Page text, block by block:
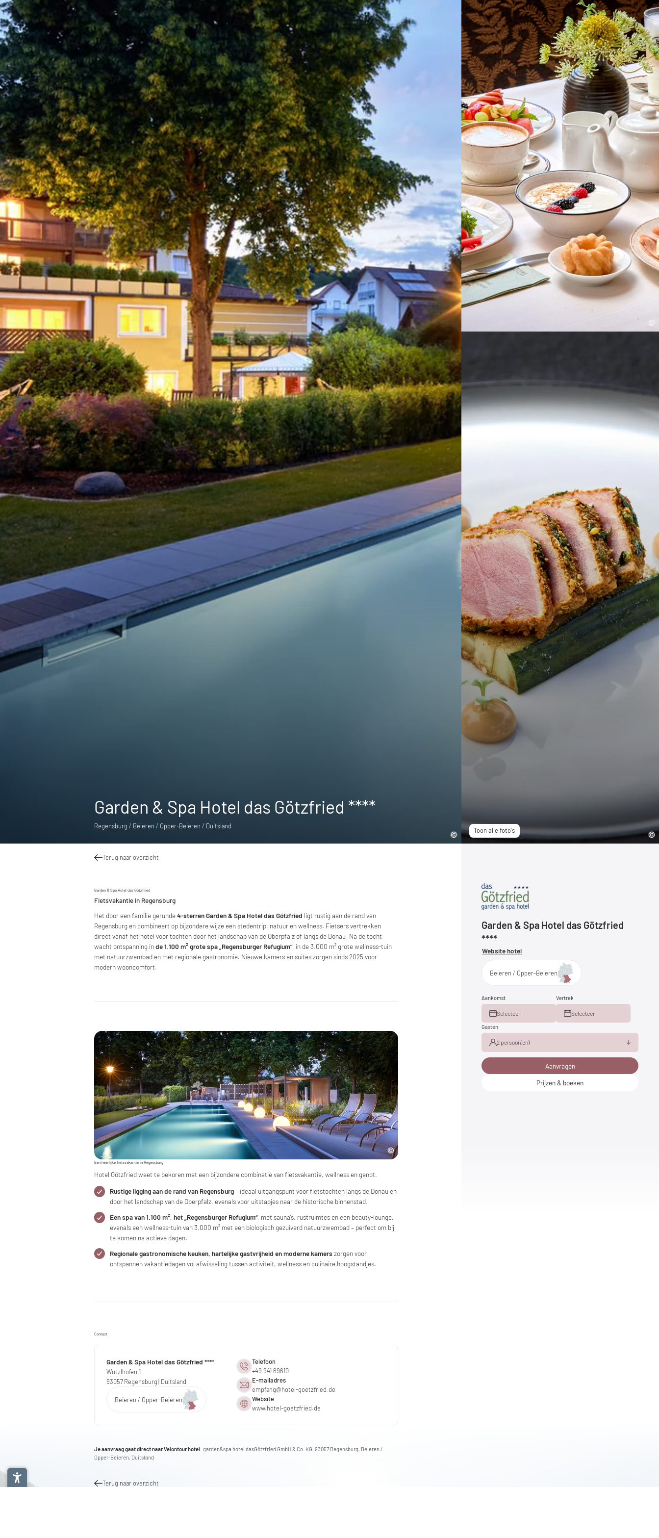
Toon alle foto's
Garden & Spa Hotel das Götzfried ****
Regensburg / Beieren / Opper-Beieren / Duitsland
Terug naar overzicht
Garden & Spa Hotel das Götzfried
Fietsvakantie in Regensburg
Het door een familie gerunde4-sterren Garden & Spa Hotel das Götzfried ligt rustig aan de rand van
Regensburg en combineert op bijzondere wijze een stedentrip, natuur en wellness. Fietsers vertrekken
direct vanaf het hotel voor tochten door het landschap van de Oberpfalz of langs de Donau. Na de tocht
wacht ontspanning inde 1.100 m² grote spa „Regensburger Refugium“, in de 3.000 m² grote wellness-tuin
met natuurzwembad en met regionale gastronomie. Nieuwe kamers en suites zorgen sinds 2025 voor
modern wooncomfort.
Een heerlijke fietsvakantie in Regensburg
Hotel Götzfried weet te bekoren met een bijzondere combinatie van fietsvakantie, wellness en genot.
Rustige ligging aan de rand van Regensburg– ideaal uitgangspunt voor fietstochten langs de Donau en
door het landschap van de Oberpfalz, evenals voor uitstapjes naar de historische binnenstad.
Een spa van 1.100 m², het „Regensburger Refugium“, met sauna’s, rustruimtes en een beauty-lounge,
evenals een wellness-tuin van 3.000 m² met een biologisch gezuiverd natuurzwembad – perfect om bij
te komen na actieve dagen.
Regionale gastronomische keuken, hartelijke gastvrijheid en moderne kamers zorgen voor
ontspannen vakantiedagen vol afwisseling tussen activiteit, wellness en culinaire hoogstandjes.
Contact
Garden & Spa Hotel das Götzfried ****
Wutzlhofen 1
93057Regensburg| Duitsland
Beieren / Opper-Beieren
Telefoon
+49 941 69610
E-mailadres
empfang@hotel-goetzfried.de
Website
www.hotel-goetzfried.de
Je aanvraag gaat direct naar Velontour hotel: garden&spa hotel dasGötzfried GmbH & Co. KG, 93057 Regensburg, Beieren /
Opper-Beieren, Duitsland
Terug naar overzicht
Garden & Spa Hotel das Götzfried
****
Website hotel
Beieren / Opper-Beieren
Aankomst
Selecteer
Vertrek
Selecteer
Gasten
2 persoon(en)
Aanvragen
Prijzen & boeken